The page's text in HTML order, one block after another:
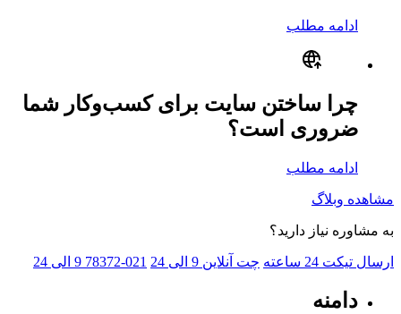
ادامه مطلب
چرا ساختن سایت برای کسب‌وکار شما
ضروری است؟
ادامه مطلب
مشاهده وبلاگ
به مشاوره نیاز دارید؟
ارسال تیکت 24 ساعته چت آنلاین 9 الی 24 021-78372 9 الی 24
دامنه